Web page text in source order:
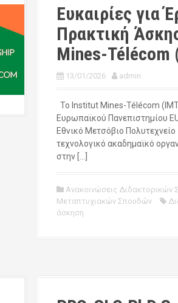
Ευκαιρίες για
Πρακτική
Mines-Télécom
13/01/2026 admin
Το Institut Mines-Télécom
Ευρωπαϊκού Πανεπιστημίου
Εθνικό Μετσόβιο
τεχνολογικό ακαδημαϊκό
στην […]
Ανακοινώσεις Διδακτορικών
Μεταπτυχιακών Σπουδών
άσκηση